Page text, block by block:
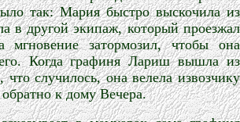
так: Мария быстро выскочила из
в другой экипаж, который проезжал
затормозил, чтобы она
Когда графиня Лариш вышла из
что случилось, она велела извозчику
обратно к дому Вечера.